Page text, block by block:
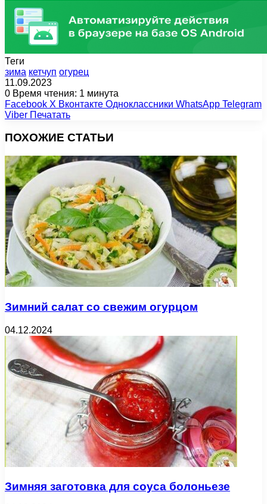
Теги
зима кетчуп огурец
11.09.2023
0 Время чтения: 1 минута
Facebook X Вконтакте Одноклассники WhatsApp Telegram
Viber Печатать
ПОХОЖИЕ СТАТЬИ
Зимний салат со свежим огурцом
04.12.2024
Зимняя заготовка для соуса болоньезе